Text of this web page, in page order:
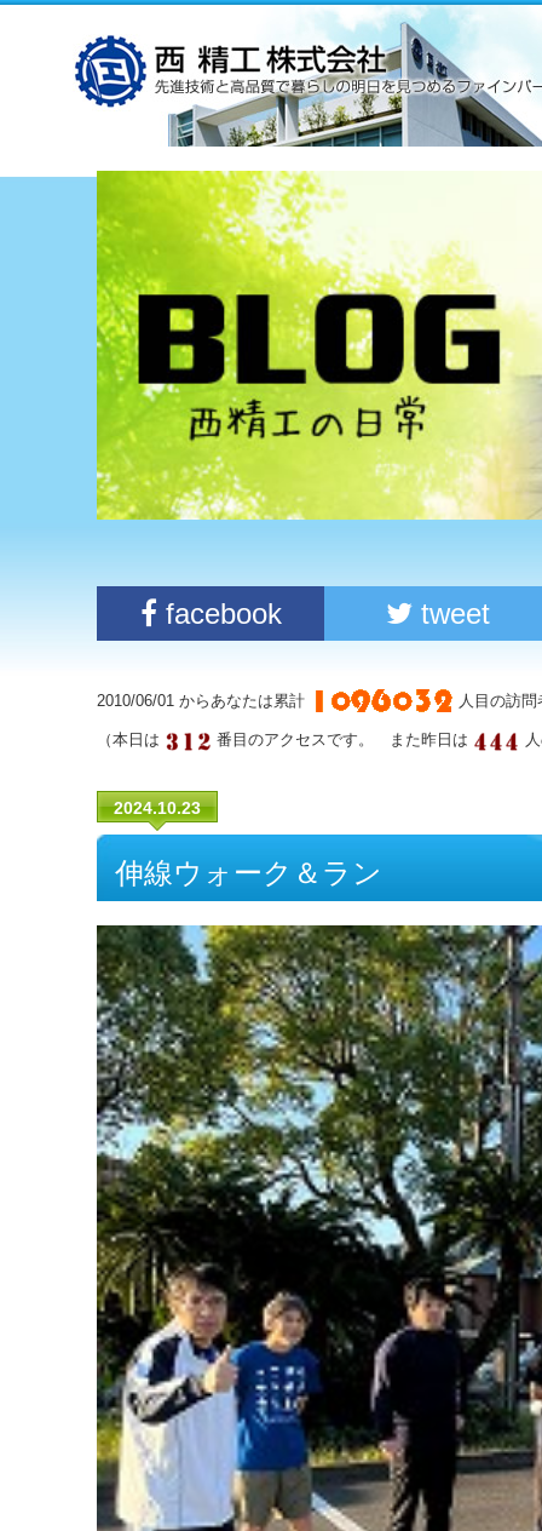
facebook tweet
2010/06/01 からあなたは累計 人目の訪
（本日は 番目のアクセスです。 また昨日は
2024.10.23
伸線ウォーク＆ラン